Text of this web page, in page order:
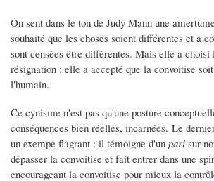
On sent dans le ton de Judy Mann une
souhaité que les choses soient différentes et a
sont censées être différentes. Mais elle a
résignation : elle a accepté que la convoitise
l'humain.
Ce cynisme n'est pas qu'une posture
conséquences bien réelles, incarnées. Le
un exempe flagrant : il témoigne d'un pari sur
dépasser la convoitise et fait entrer dans une
encourageant la convoitise pour mieux la